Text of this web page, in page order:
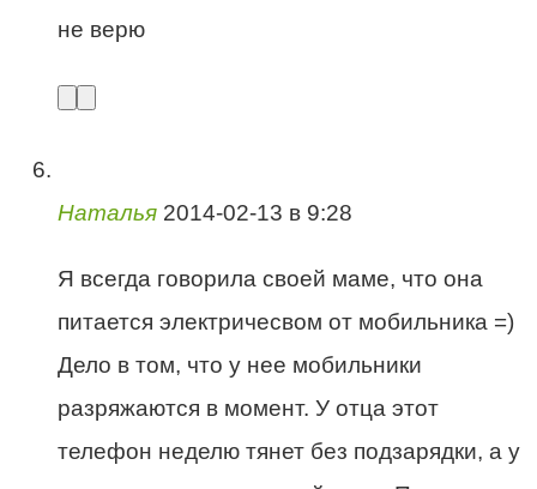
не верю
Наталья 2014-02-13 в 9:28
Я всегда говорила своей маме, что она
питается электричесвом от мобильника =)
Дело в том, что у нее мобильники
разряжаются в момент. У отца этот
телефон неделю тянет без подзарядки, а у